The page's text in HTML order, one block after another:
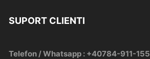
SUPORT CLIENTI
Telefon / Whatsapp : +40784-911-155